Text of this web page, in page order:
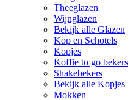
Theeglazen
Wijnglazen
Bekijk alle Glazen
Kop en Schotels
Kopjes
Koffie to go bekers
Shakebekers
Bekijk alle Kopjes
Mokken